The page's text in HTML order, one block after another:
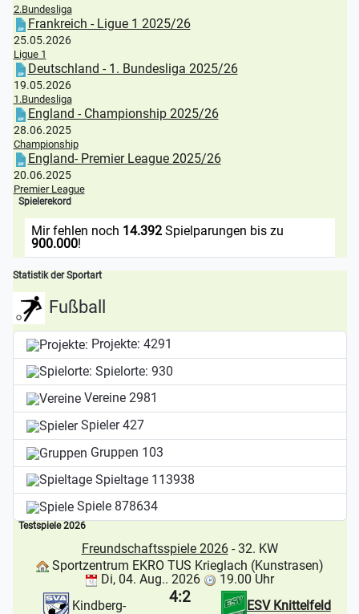
2.Bundesliga
Frankreich - Ligue 1 2025/26
25.05.2026
Ligue 1
Deutschland - 1. Bundesliga 2025/26
19.05.2026
1.Bundesliga
England - Championship 2025/26
28.06.2025
Championship
England- Premier League 2025/26
20.06.2025
Premier League
Spielerekord
Mir fehlen noch 14.392Spielparungen bis zu
900.000!
Statistik der Sportart
Fußball
Projekte: 4291
Spielorte: 930
Vereine 2981
Spieler427
Gruppen 103
Spieltage 113938
Spiele 878634
Testspiele 2026
Freundschaftsspiele 2026- 32. KW
Sportzentrum EKRO TUS Krieglach (Kunstrasen)
Di, 04. Aug.. 2026
19.00 Uhr
Kindberg-
ESV Knittelfeld
4:2